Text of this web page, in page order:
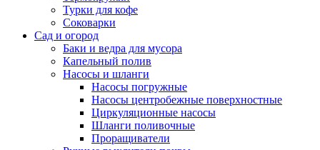
Турки для кофе
Соковарки
Сад и огород
Баки и ведра для мусора
Капельный полив
Насосы и шланги
Насосы погружные
Насосы центробежные поверхностные
Циркуляционные насосы
Шланги поливочные
Проращиватели